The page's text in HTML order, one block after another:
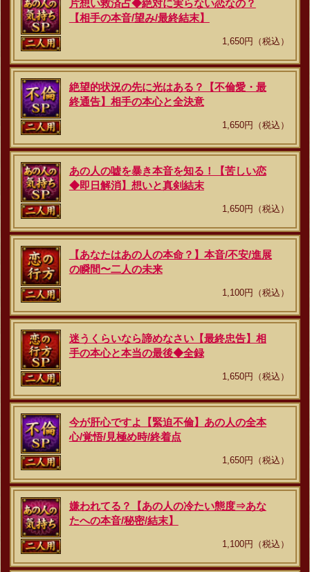
片想い救済占◆絶対に実らない恋なの？
【相手の本音/望み/最終結末】
1,650円（税込）
絶望的状況の先に光はある？【不倫愛・最
終通告】相手の本心と全決意
1,650円（税込）
あの人の嘘を暴き本音を知る！【苦しい恋
◆即日解消】想いと真剣結末
1,650円（税込）
【あなたはあの人の本命？】本音/不安/進展
の瞬間〜二人の未来
1,100円（税込）
迷うくらいなら諦めなさい【最終忠告】相
手の本心と本当の最後◆全録
1,650円（税込）
今が肝心ですよ【緊迫不倫】あの人の全本
心/覚悟/見極め時/終着点
1,650円（税込）
嫌われてる？【あの人の冷たい態度⇒あな
たへの本音/秘密/結末】
1,100円（税込）